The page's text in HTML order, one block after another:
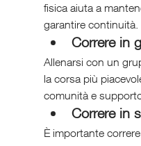
fisica aiuta a
garantire continuità.
Correre in
Allenarsi con un
la corsa più
comunità e
Correre in
È importante